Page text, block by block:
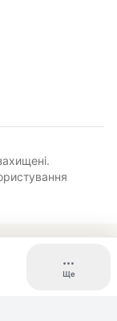
Ще